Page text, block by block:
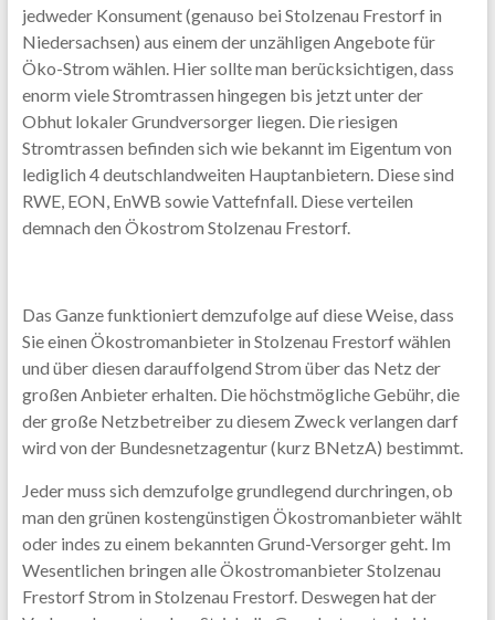
jedweder Konsument (genauso bei Stolzenau Frestorf in
Niedersachsen) aus einem der unzähligen Angebote für
Öko-Strom wählen. Hier sollte man berücksichtigen, dass
enorm viele Stromtrassen hingegen bis jetzt unter der
Obhut lokaler Grundversorger liegen. Die riesigen
Stromtrassen befinden sich wie bekannt im Eigentum von
lediglich 4 deutschlandweiten Hauptanbietern. Diese sind
RWE, EON, EnWB sowie Vattefnfall. Diese verteilen
demnach den Ökostrom Stolzenau Frestorf.
Das Ganze funktioniert demzufolge auf diese Weise, dass
Sie einen Ökostromanbieter in Stolzenau Frestorf wählen
und über diesen darauffolgend Strom über das Netz der
großen Anbieter erhalten. Die höchstmögliche Gebühr, die
der große Netzbetreiber zu diesem Zweck verlangen darf
wird von der Bundesnetzagentur (kurz BNetzA) bestimmt.
Jeder muss sich demzufolge grundlegend durchringen, ob
man den grünen kostengünstigen Ökostromanbieter wählt
oder indes zu einem bekannten Grund-Versorger geht. Im
Wesentlichen bringen alle Ökostromanbieter Stolzenau
Frestorf Strom in Stolzenau Frestorf. Deswegen hat der